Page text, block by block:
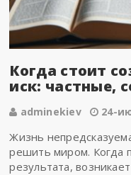
Когда стоит
иск: частные,
adminekiev 24-
Жизнь
решить миром. Когда
результата,